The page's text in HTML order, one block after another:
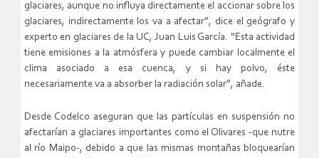
glaciares, aunque no influya directamente el accionar sobre los
glaciares, indirectamente los va a afectar”, dice el geógrafo y
experto en glaciares de la UC, Juan Luis García. “Esta actividad
tiene emisiones a la atmósfera y puede cambiar localmente el
clima asociado a esa cuenca, y si hay polvo, éste
necesariamente va a absorber la radiación solar”, añade.
Desde Codelco aseguran que las partículas en suspensión no
afectarían a glaciares importantes como el Olivares -que nutre
al río Maipo-, debido a que las mismas montañas bloquearían